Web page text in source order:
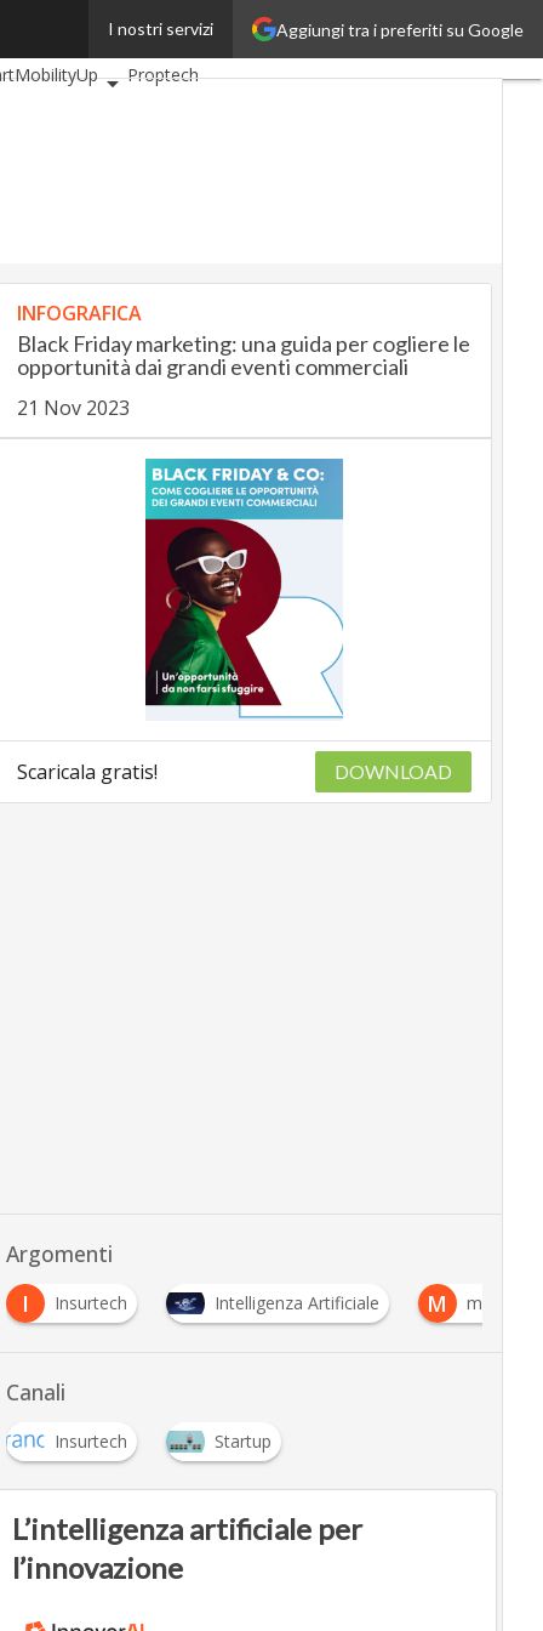
Aggiungi tra i preferiti su Google
I nostri servizi
Proptech
INFOGRAFICA
Black Friday marketing: una guida per cogliere le
opportunità dai grandi eventi commerciali
21 Nov 2023
Scaricala gratis! DOWNLOAD
Argomenti
I Insurtech Intelligenza Artificiale M mobilità
Canali
Insurtech Startup
L’intelligenza artificiale per
l’innovazione